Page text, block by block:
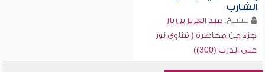
الشارب
للشيخ: عبد العزيز بن باز
جزء من محاضرة ( فتاوى نور
على الدرب (300))